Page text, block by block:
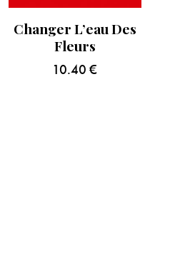
Changer L’eau Des
Fleurs
10.40 €